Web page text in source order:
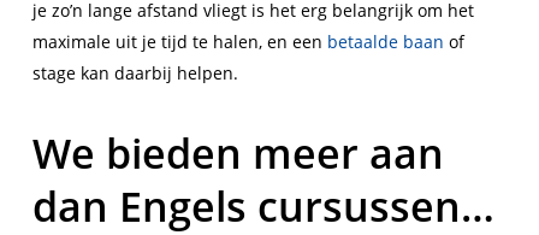
je zo’n lange afstand vliegt is het erg belangrijk om het
maximale uit je tijd te halen, en een betaalde baan of
stage kan daarbij helpen.
We bieden meer aan
dan Engels cursussen…